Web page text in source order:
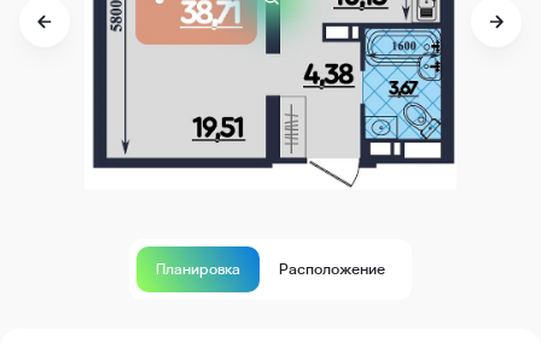
Планировка Расположение